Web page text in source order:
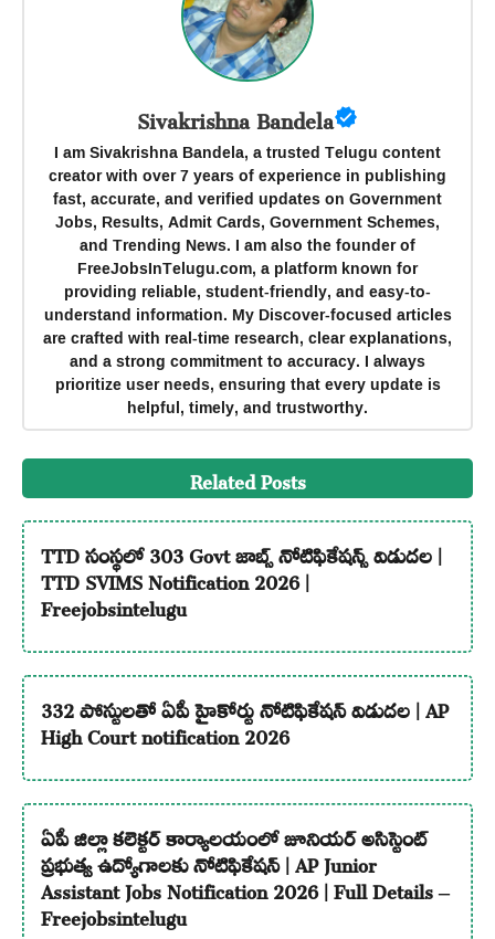
Sivakrishna Bandela
I am Sivakrishna Bandela, a trusted Telugu content
creator with over 7 years of experience in publishing
fast, accurate, and verified updates on Government
Jobs, Results, Admit Cards, Government Schemes,
and Trending News. I am also the founder of
FreeJobsInTelugu.com, a platform known for
providing reliable, student-friendly, and easy-to-
understand information. My Discover-focused articles
are crafted with real-time research, clear explanations,
and a strong commitment to accuracy. I always
prioritize user needs, ensuring that every update is
helpful, timely, and trustworthy.
Related Posts
TTD సంస్థలో 303 Govt జాబ్స్ నోటిఫికేషన్స్ విడుదల |
TTD SVIMS Notification 2026 |
Freejobsintelugu
332 పోస్టులతో ఏపీ హైకోర్టు నోటిఫికేషన్ విడుదల | AP
High Court notification 2026
ఏపీ జిల్లా కలెక్టర్ కార్యాలయంలో జూనియర్ అసిస్టెంట్
ప్రభుత్వ ఉద్యోగాలకు నోటిఫికేషన్ | AP Junior
Assistant Jobs Notification 2026 | Full Details –
Freejobsintelugu